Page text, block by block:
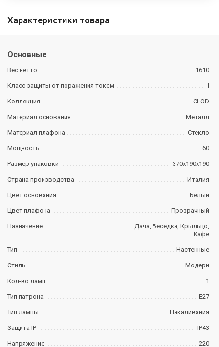
Характеристики товара
Основные
Вес нетто 1610
Класс защиты от поражения током I
Коллекция CLOD
Материал основания Металл
Материал плафона Стекло
Мощность 60
Размер упаковки 370х190х190
Страна производства Италия
Цвет основания Белый
Цвет плафона Прозрачный
Назначение
Дача, Беседка, Крыльцо,
Кафе
Тип Настенные
Стиль Модерн
Кол-во ламп 1
Тип патрона E27
Тип лампы Накаливания
Защита IP IP43
Напряжение 220